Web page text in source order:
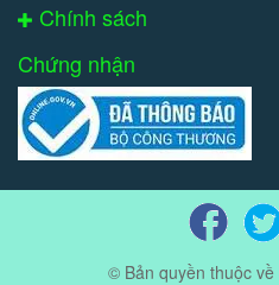
Chính sách
Chứng nhận
© Bản quyền thuộc về